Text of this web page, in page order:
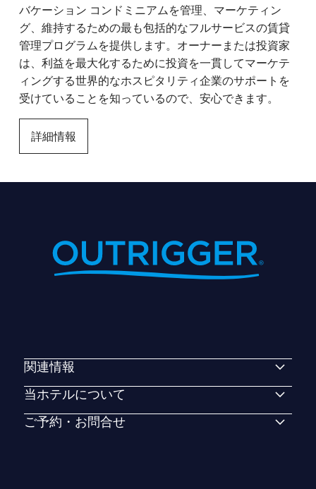
バケーション コンドミニアムを管理、マーケティン
グ、維持するための最も包括的なフルサービスの賃貸
管理プログラムを提供します。オーナーまたは投資家
は、利益を最大化するために投資を一貫してマーケテ
ィングする世界的なホスピタリティ企業のサポートを
受けていることを知っているので、安心できます。
詳細情報
関連情報
当ホテルについて
ご予約・お問合せ